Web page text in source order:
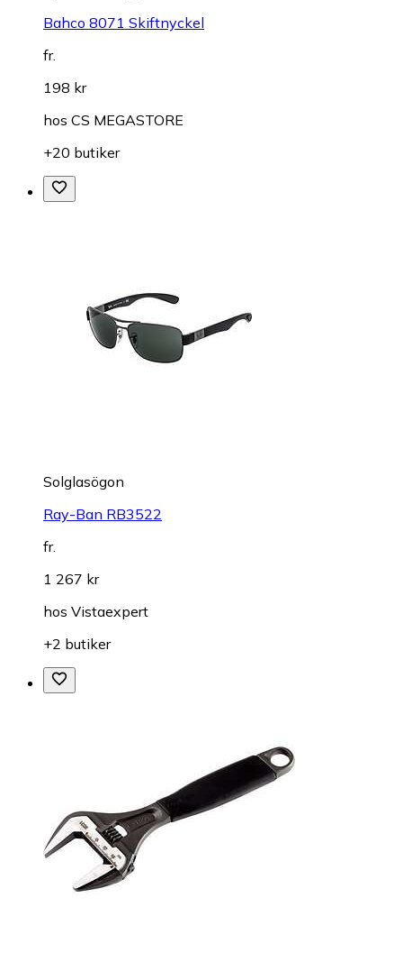
Bahco 8071 Skiftnyckel
fr.
198 kr
hos CS MEGASTORE
+20 butiker
Solglasögon
Ray-Ban RB3522
fr.
1 267 kr
hos Vistaexpert
+2 butiker